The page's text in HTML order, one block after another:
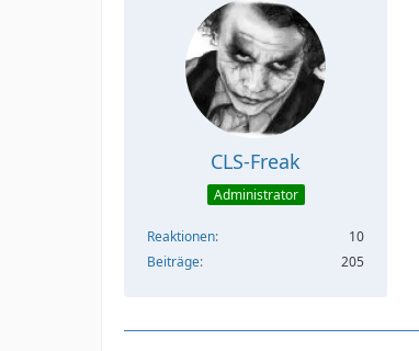
CLS-Freak
Administrator
Reaktionen
10
Beiträge
205